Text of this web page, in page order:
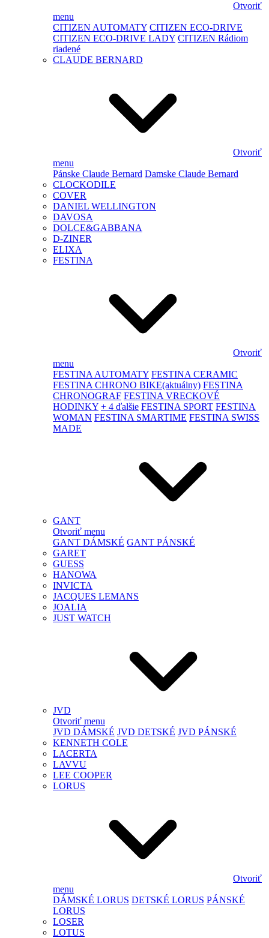
Otvoriť
menu
CITIZEN AUTOMATY CITIZEN ECO-DRIVE
CITIZEN ECO-DRIVE LADY CITIZEN Rádiom
riadené
CLAUDE BERNARD
Otvoriť
menu
Pánske Claude Bernard Damske Claude Bernard
CLOCKODILE
COVER
DANIEL WELLINGTON
DAVOSA
DOLCE&GABBANA
D-ZINER
ELIXA
FESTINA
Otvoriť
menu
FESTINA AUTOMATY FESTINA CERAMIC
FESTINA CHRONO BIKE(aktuálny) FESTINA
CHRONOGRAF FESTINA VRECKOVÉ
HODINKY + 4 ďalšie FESTINA SPORT FESTINA
WOMAN FESTINA SMARTIME FESTINA SWISS
MADE
GANT
Otvoriť menu
GANT DÁMSKÉ GANT PÁNSKÉ
GARET
GUESS
HANOWA
INVICTA
JACQUES LEMANS
JOALIA
JUST WATCH
JVD
Otvoriť menu
JVD DÁMSKÉ JVD DETSKÉ JVD PÁNSKÉ
KENNETH COLE
LACERTA
LAVVU
LEE COOPER
LORUS
Otvoriť
menu
DÁMSKÉ LORUS DETSKÉ LORUS PÁNSKÉ
LORUS
LOSER
LOTUS